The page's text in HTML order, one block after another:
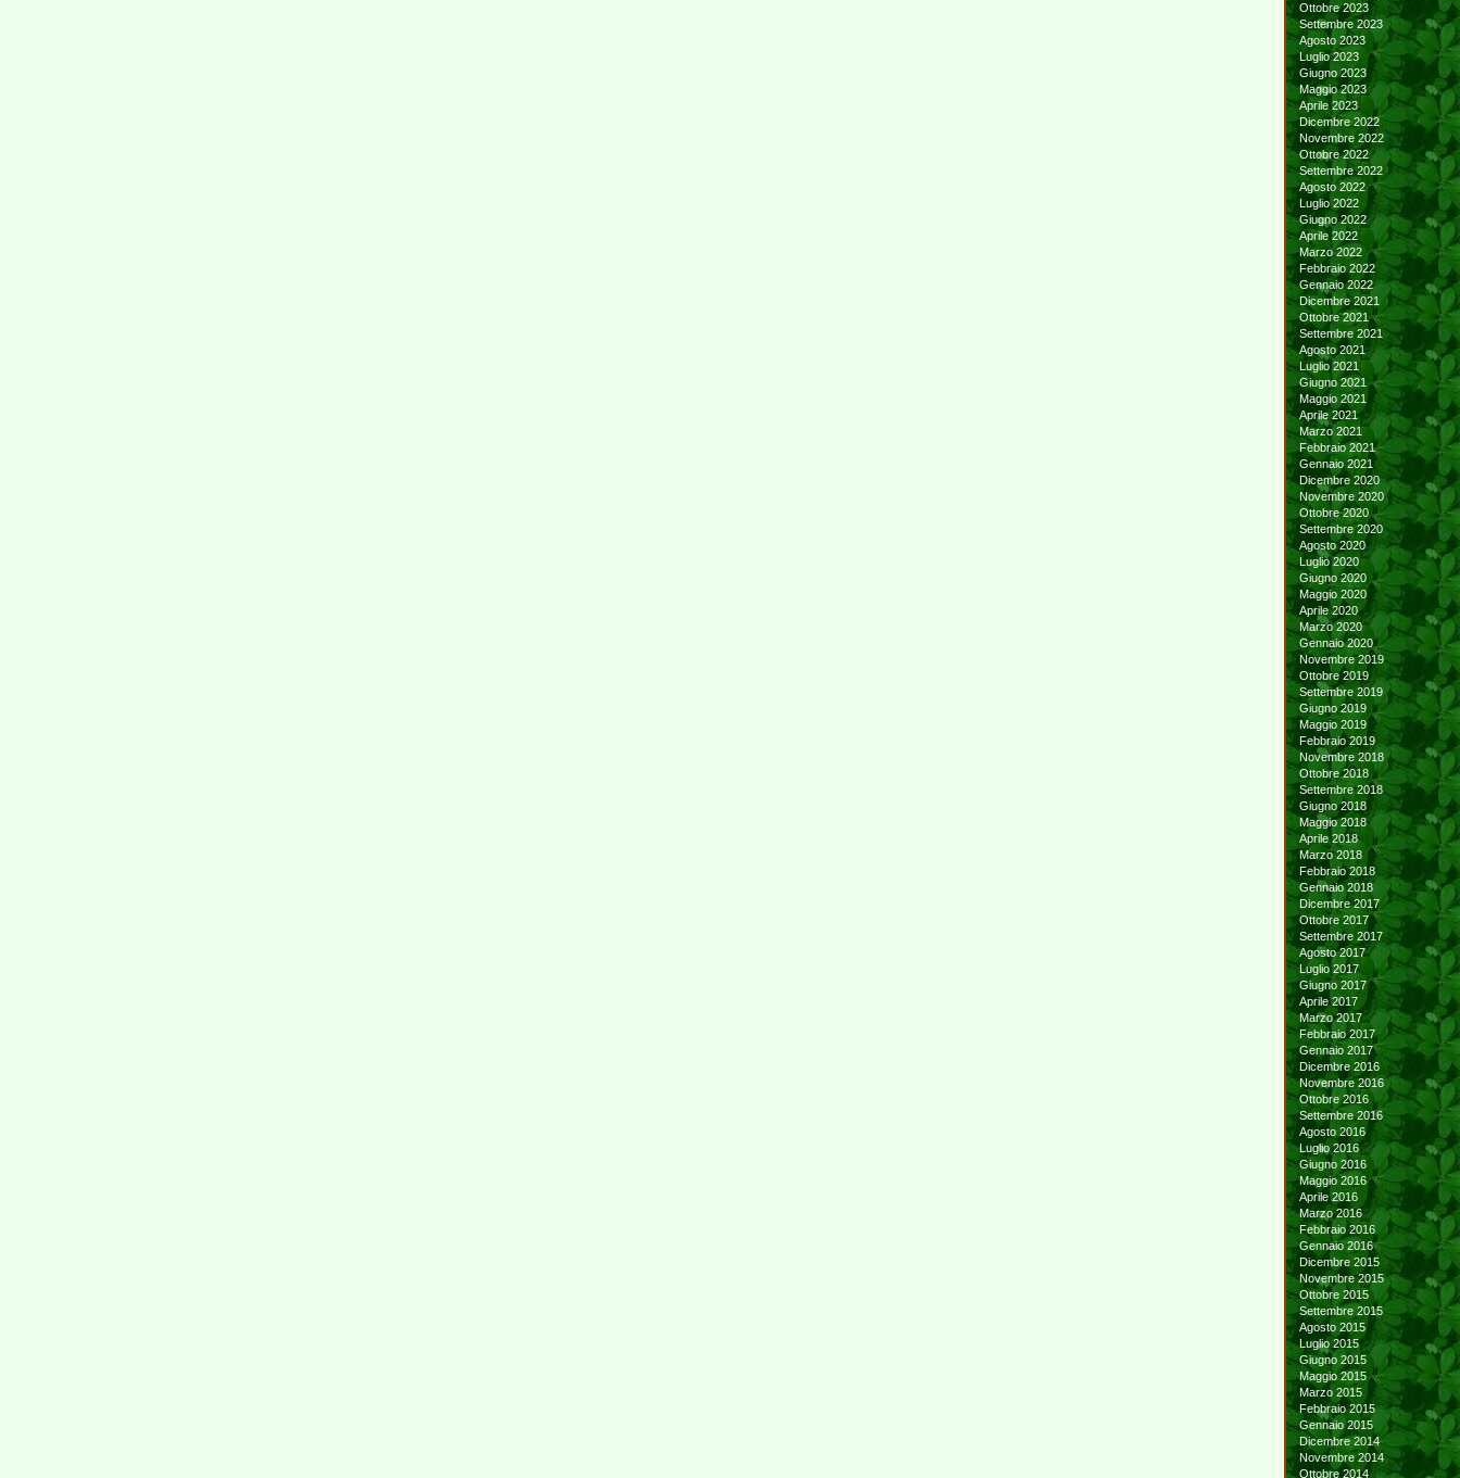
Ottobre 2023
Settembre 2023
Agosto 2023
Luglio 2023
Giugno 2023
Maggio 2023
Aprile 2023
Dicembre 2022
Novembre 2022
Ottobre 2022
Settembre 2022
Agosto 2022
Luglio 2022
Giugno 2022
Aprile 2022
Marzo 2022
Febbraio 2022
Gennaio 2022
Dicembre 2021
Ottobre 2021
Settembre 2021
Agosto 2021
Luglio 2021
Giugno 2021
Maggio 2021
Aprile 2021
Marzo 2021
Febbraio 2021
Gennaio 2021
Dicembre 2020
Novembre 2020
Ottobre 2020
Settembre 2020
Agosto 2020
Luglio 2020
Giugno 2020
Maggio 2020
Aprile 2020
Marzo 2020
Gennaio 2020
Novembre 2019
Ottobre 2019
Settembre 2019
Giugno 2019
Maggio 2019
Febbraio 2019
Novembre 2018
Ottobre 2018
Settembre 2018
Giugno 2018
Maggio 2018
Aprile 2018
Marzo 2018
Febbraio 2018
Gennaio 2018
Dicembre 2017
Ottobre 2017
Settembre 2017
Agosto 2017
Luglio 2017
Giugno 2017
Aprile 2017
Marzo 2017
Febbraio 2017
Gennaio 2017
Dicembre 2016
Novembre 2016
Ottobre 2016
Settembre 2016
Agosto 2016
Luglio 2016
Giugno 2016
Maggio 2016
Aprile 2016
Marzo 2016
Febbraio 2016
Gennaio 2016
Dicembre 2015
Novembre 2015
Ottobre 2015
Settembre 2015
Agosto 2015
Luglio 2015
Giugno 2015
Maggio 2015
Marzo 2015
Febbraio 2015
Gennaio 2015
Dicembre 2014
Novembre 2014
Ottobre 2014